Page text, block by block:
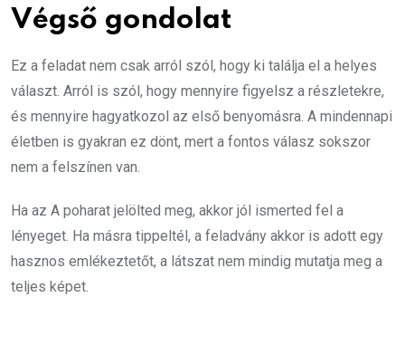
Végső gondolat
Ez a feladat nem csak arról szól, hogy ki találja el a helyes
választ. Arról is szól, hogy mennyire figyelsz a részletekre,
és mennyire hagyatkozol az első benyomásra. A mindennapi
életben is gyakran ez dönt, mert a fontos válasz sokszor
nem a felszínen van.
Ha az A poharat jelölted meg, akkor jól ismerted fel a
lényeget. Ha másra tippeltél, a feladvány akkor is adott egy
hasznos emlékeztetőt, a látszat nem mindig mutatja meg a
teljes képet.